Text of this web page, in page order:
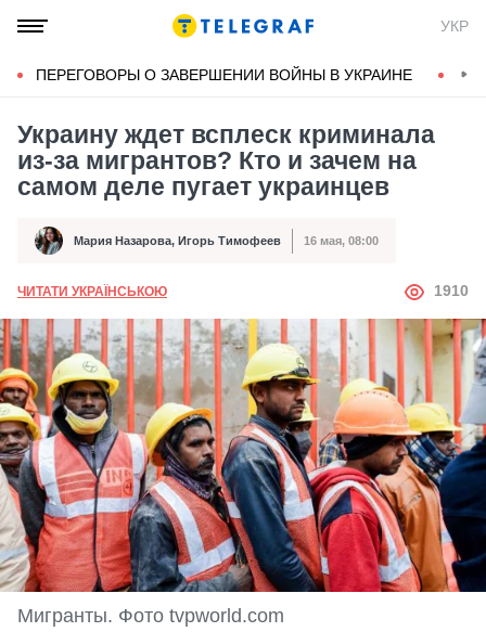
УКР
ПЕРЕГОВОРЫ О ЗАВЕРШЕНИИ ВОЙНЫ В УКРАИНЕ
Украину ждет всплеск криминала
из-за мигрантов? Кто и зачем на
самом деле пугает украинцев
Автор Мария Назарова, Игорь Тимофеев
Дата публикации 16 мая, 08:00
ЧИТАТИ УКРАЇНСЬКОЮ АВТОР
1910
Мигранты. Фото tvpworld.com